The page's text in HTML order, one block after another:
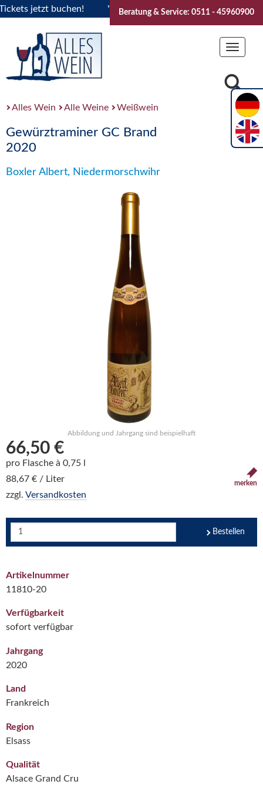
jetzt buchen! "Das Sommerfest 2026" Vive la
Beratung & Service: 0511 - 45960900
Toggle
Alles Wein Alle Weine Weißwein
Gewürztraminer GC Brand
2020
Boxler Albert, Niedermorschwihr
Abbildung und Jahrgang sind beispielhaft
66,50 €
pro Flasche à 0,75 l
88,67 € / Liter
zzgl. Versandkosten
merken
Bestellen
Artikelnummer
11810-20
Verfügbarkeit
sofort verfügbar
Jahrgang
2020
Land
Frankreich
Region
Elsass
Qualität
Alsace Grand Cru